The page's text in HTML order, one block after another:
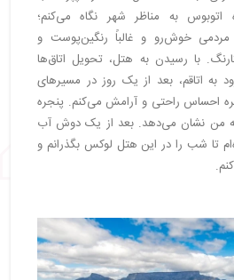
به مناظر شهر نگاه می‌کنم؛
مردمی خوش‌رو و غالباً رنگین‌پوست و
با رسیدن به هتل، تحویل اتاق‌ها
به اتاقم، بعد از یک روز در مسیرهای
احساس راحتی و آرامش می‌کنم. پنجره
به من نشان می‌دهد. بعد از یک دوش آب
تا شب را در این هتل لوکس بگذرانم و